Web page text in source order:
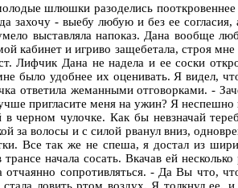
шлюшки разоделись пооткровеннее
захочу - выебу любую и без ее
выставляла напоказ. Дана вообще
кабинет и игриво защебетала, строя
Лифчик Дана не надела и ее соски
было удобнее их оценивать. Я видел,
ответила жеманными отговорками. -
пригласите меня на ужин? Я
в черном чулочке. Как бы невзначай
за волосы и с силой рванул вниз,
Все так же не спеша, я достал из
начала сосать. Вкачав ей
отчаянно сопротивляться. - Да Вы что,